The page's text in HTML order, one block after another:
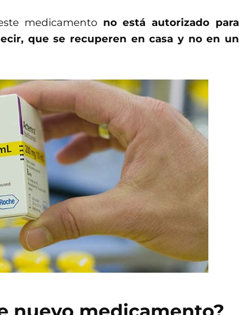
medicamento no está autorizado para
que se recuperen en casa y no en un